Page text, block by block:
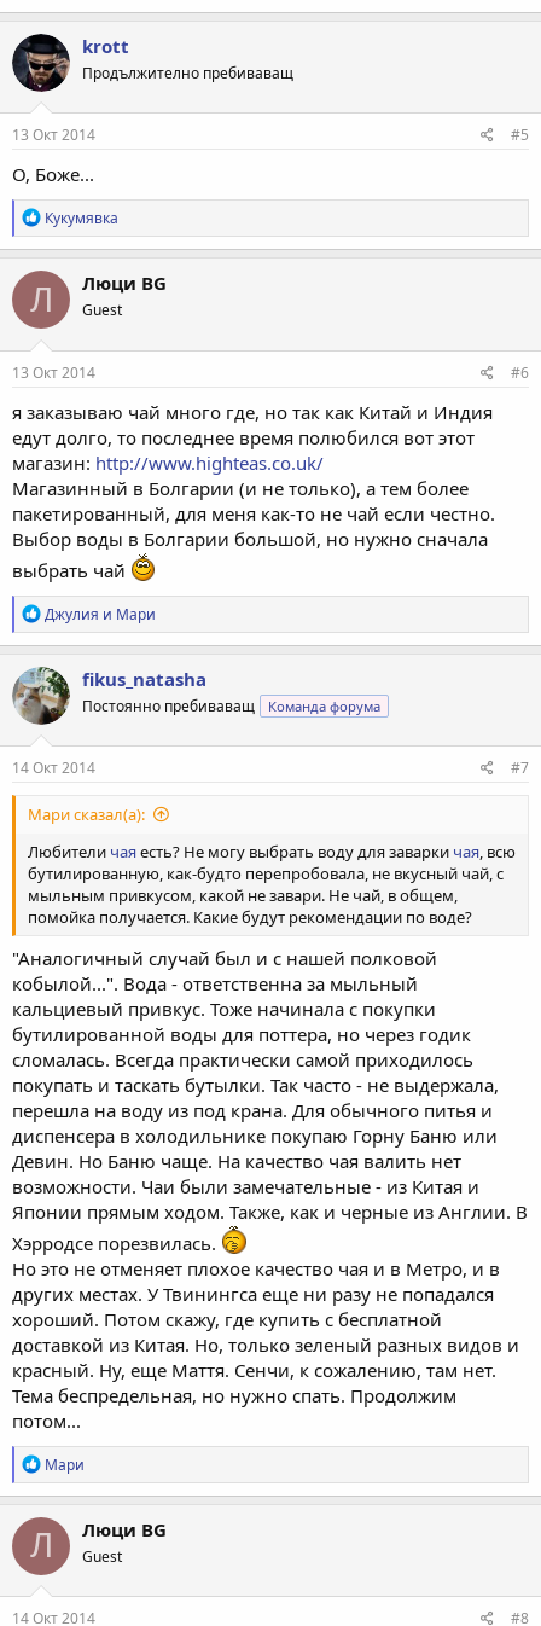
krott
Продължително пребиваващ
13 Окт 2014 #5
О, Боже...
Р
е
а
к
ц
и
и
:
Кукумявка
Л Люци BG
Guest
13 Окт 2014 #6
я заказываю чай много где, но так как Китай и Индия
едут долго, то последнее время полюбился вот этот
магазин: http://www.highteas.co.uk/
Магазинный в Болгарии (и не только), а тем более
пакетированный, для меня как-то не чай если честно.
Выбор воды в Болгарии большой, но нужно сначала
выбрать чай
Р
е
а
к
ц
и
и
:
Джулия и Мари
fikus_natasha
Постоянно пребиваващ Команда форума
14 Окт 2014 #7
Мари сказал(а):
Любители чаяесть? Не могу выбрать воду для заварки чая, всю
бутилированную, как-будто перепробовала, не вкусный чай, с
мыльным привкусом, какой не завари. Не чай, в общем,
помойка получается. Какие будут рекомендации по воде?
"Аналогичный случай был и с нашей полковой
кобылой...". Вода - ответственна за мыльный
кальциевый привкус. Тоже начинала с покупки
бутилированной воды для поттера, но через годик
сломалась. Всегда практически самой приходилось
покупать и таскать бутылки. Так часто - не выдержала,
перешла на воду из под крана. Для обычного питья и
диспенсера в холодильнике покупаю Горну Баню или
Девин. Но Баню чаще. На качество чая валить нет
возможности. Чаи были замечательные - из Китая и
Японии прямым ходом. Также, как и черные из Англии. В
Хэрродсе порезвилась.
Но это не отменяет плохое качество чая и в Метро, и в
других местах. У Твинингса еще ни разу не попадался
хороший. Потом скажу, где купить с бесплатной
доставкой из Китая. Но, только зеленый разных видов и
красный. Ну, еще Маття. Сенчи, к сожалению, там нет.
Тема беспредельная, но нужно спать. Продолжим
потом...
Р
е
а
к
ц
и
и
:
Мари
Л Люци BG
Guest
14 Окт 2014 #8